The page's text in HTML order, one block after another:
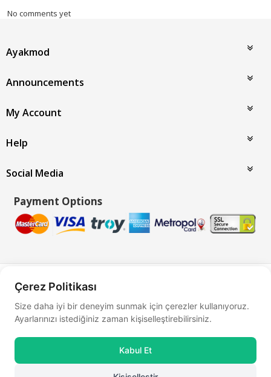
No comments yet
Ayakmod
Announcements
My Account
Help
Social Media
Payment Options
Çerez Politikası
Size daha iyi bir deneyim sunmak için çerezler kullanıyoruz.
Ayarlarınızı istediğiniz zaman kişiselleştirebilirsiniz.
Kabul Et